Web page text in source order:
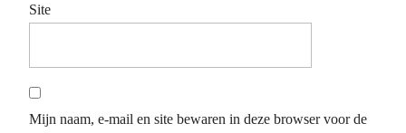
Site
Mijn naam, e-mail en site bewaren in deze browser voor de